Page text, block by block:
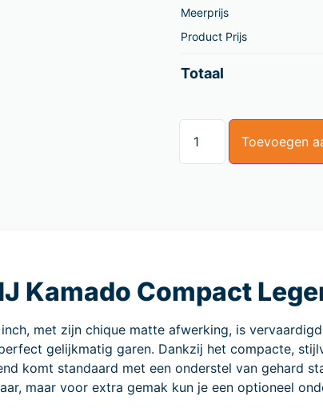
Meerprijs
Product Prijs
Totaal
Toevoegen
Kamado Compact
met zijn chique matte afwerking, is
gelijkmatig garen. Dankzij het compacte,
komt standaard met een onderstel van gehard
maar voor extra gemak kun je een optioneel